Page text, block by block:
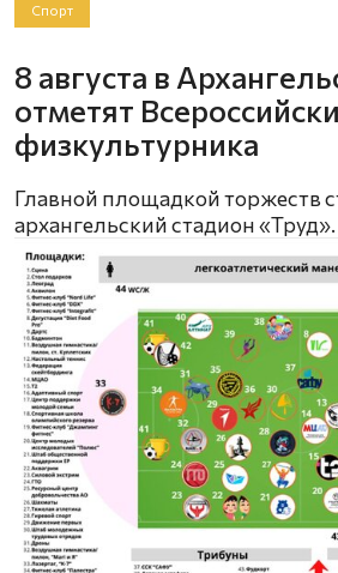
Спорт
8 августа в
отметят
физкультурника
Главной площадкой торжеств
архангельский стадион «Труд».